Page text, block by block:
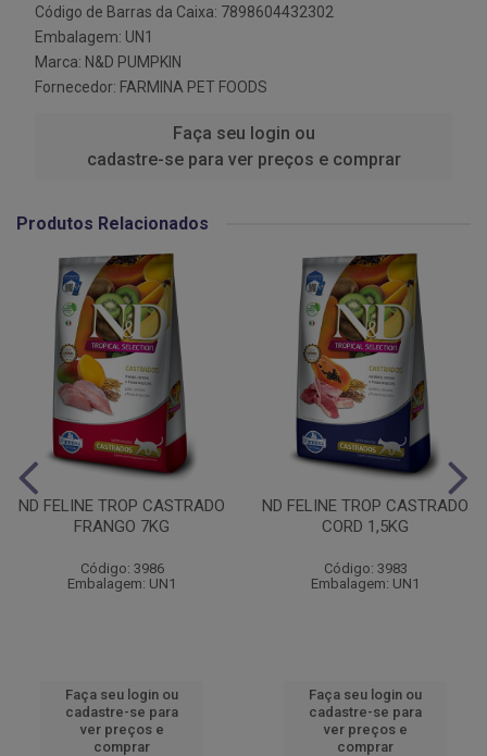
Código de Barras da Caixa: 7898604432302
Embalagem: UN1
Marca: N&D PUMPKIN
Fornecedor: FARMINA PET FOODS
Faça seu login ou
cadastre-se para ver preços e comprar
Produtos Relacionados
ND FELINE TROP CASTRADO
FRANGO 7KG
Código: 3986
Embalagem: UN1
Faça seu login ou
cadastre-se para
ver preços e
comprar
ND FELINE TROP CASTRADO
CORD 1,5KG
Código: 3983
Embalagem: UN1
Faça seu login ou
cadastre-se para
ver preços e
comprar